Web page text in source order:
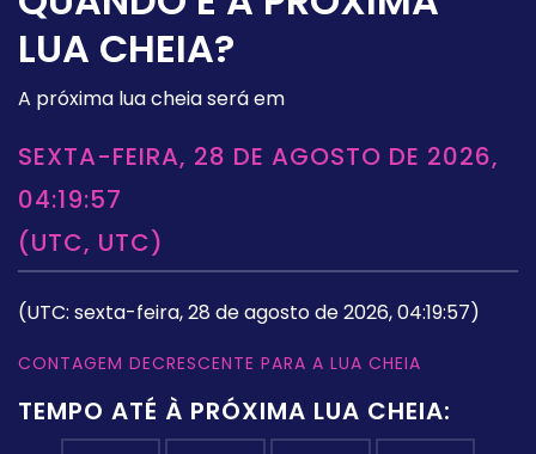
LUA CHEIA?
A próxima lua cheia será em
SEXTA-FEIRA, 28 DE AGOSTO DE 2026,
04:19:57
(UTC, UTC)
(UTC: sexta-feira, 28 de agosto de 2026, 04:19:57)
CONTAGEM DECRESCENTE PARA A LUA CHEIA
TEMPO ATÉ À PRÓXIMA LUA CHEIA: